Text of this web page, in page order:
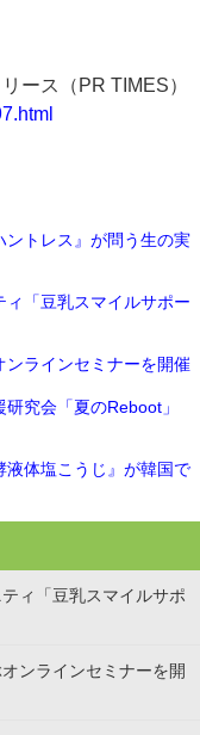
ース（PR TIMES）
ントレス』が問う生の実
ィ「豆乳スマイルサポー
ンラインセミナーを開催
究会「夏のReboot」
液体塩こうじ』が韓国で
ィ「豆乳スマイルサポ
ンラインセミナーを開